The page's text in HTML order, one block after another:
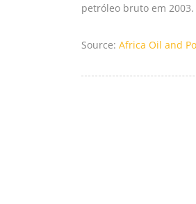
petróleo bruto em 2003.
Source: Africa Oil and